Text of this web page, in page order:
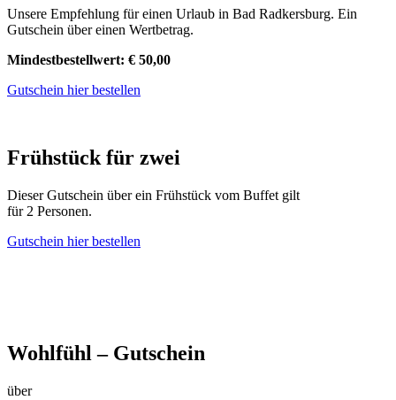
Unsere Empfehlung für einen Urlaub in Bad Radkersburg. Ein
Gutschein über einen Wertbetrag.
Mindestbestellwert: € 50,00
Gutschein hier bestellen
Frühstück für zwei
Dieser Gutschein über ein Frühstück vom Buffet gilt
für 2 Personen.
Gutschein hier bestellen
Wohlfühl – Gutschein
über